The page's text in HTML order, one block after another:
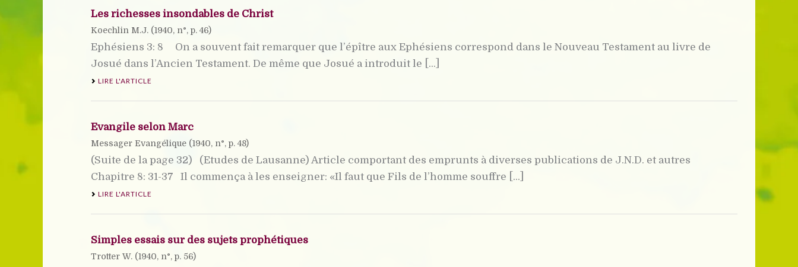
Les richesses insondables de Christ
Koechlin M.J. (1940, n°, p. 46)
Ephésiens 3: 8 On a souvent fait remarquer que l’épître aux Ephésiens correspond dans le Nouveau Testament au livre de
Josué dans l’Ancien Testament. De même que Josué a introduit le [...]
LIRE L'ARTICLE
Evangile selon Marc
Messager Evangélique (1940, n°, p. 48)
(Suite de la page 32) (Etudes de Lausanne) Article comportant des emprunts à diverses publications de J.N.D. et autres
Chapitre 8: 31-37 Il commença à les enseigner: «Il faut que Fils de l’homme souffre [...]
LIRE L'ARTICLE
Simples essais sur des sujets prophétiques
Trotter W. (1940, n°, p. 56)